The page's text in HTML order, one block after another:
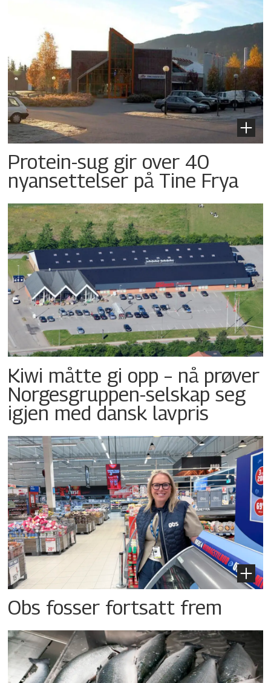
Protein-sug gir over 40
nyansettelser på Tine Frya
Kiwi måtte gi opp – nå prøver
Norgesgruppen-selskap seg
igjen med dansk lavpris
Obs fosser fortsatt frem